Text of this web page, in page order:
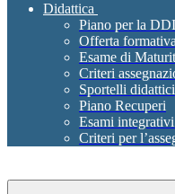
Didattica
Piano per la DDI
Offerta formativa
Esame di
Criteri
Sportelli didattici
Piano Recuperi
Esami
Criteri per